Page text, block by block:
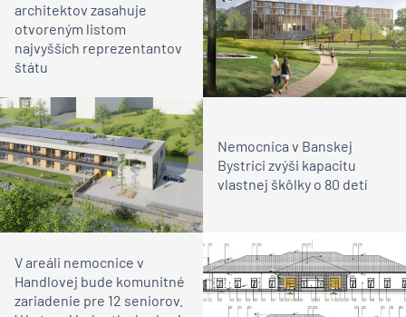
architektov zasahuje
otvoreným listom
najvyšších reprezentantov
štátu
Nemocnica v Banskej
Bystrici zvýši kapacitu
vlastnej škôlky o 80 detí
V areáli nemocnice v
Handlovej bude komunitné
zariadenie pre 12 seniorov.